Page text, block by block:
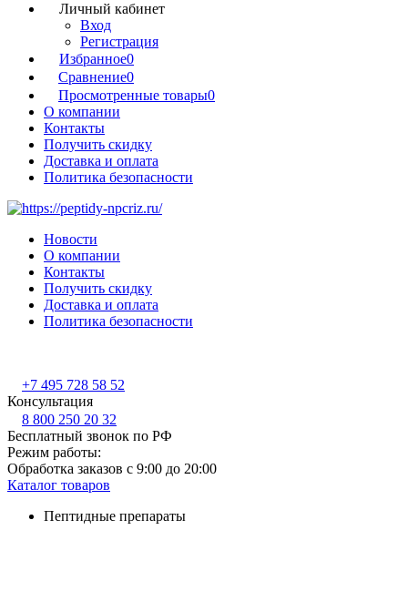
Личный кабинет
Вход
Регистрация
Избранное0
Сравнение0
Просмотренные товары0
О компании
Контакты
Получить скидку
Доставка и оплата
Политика безопасности
Новости
О компании
Контакты
Получить скидку
Доставка и оплата
Политика безопасности
+7 495 728 58 52
Консультация
8 800 250 20 32
Бесплатный звонок по РФ
Режим работы:
Обработка заказов с 9:00 до 20:00
Каталог товаров
Пептидные препараты